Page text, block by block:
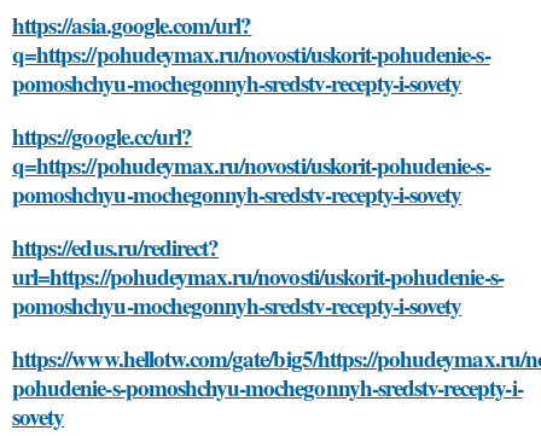
https://asia.google.com/url?
q=https://pohudeymax.ru/novosti/uskorit-pohudenie-s-
pomoshchyu-mochegonnyh-sredstv-recepty-i-sovety
https://google.cc/url?
q=https://pohudeymax.ru/novosti/uskorit-pohudenie-s-
pomoshchyu-mochegonnyh-sredstv-recepty-i-sovety
https://edus.ru/redirect?
url=https://pohudeymax.ru/novosti/uskorit-pohudenie-s-
pomoshchyu-mochegonnyh-sredstv-recepty-i-sovety
https://www.hellotw.com/gate/big5/https://pohudeymax.ru/
pohudenie-s-pomoshchyu-mochegonnyh-sredstv-recepty-i-
sovety